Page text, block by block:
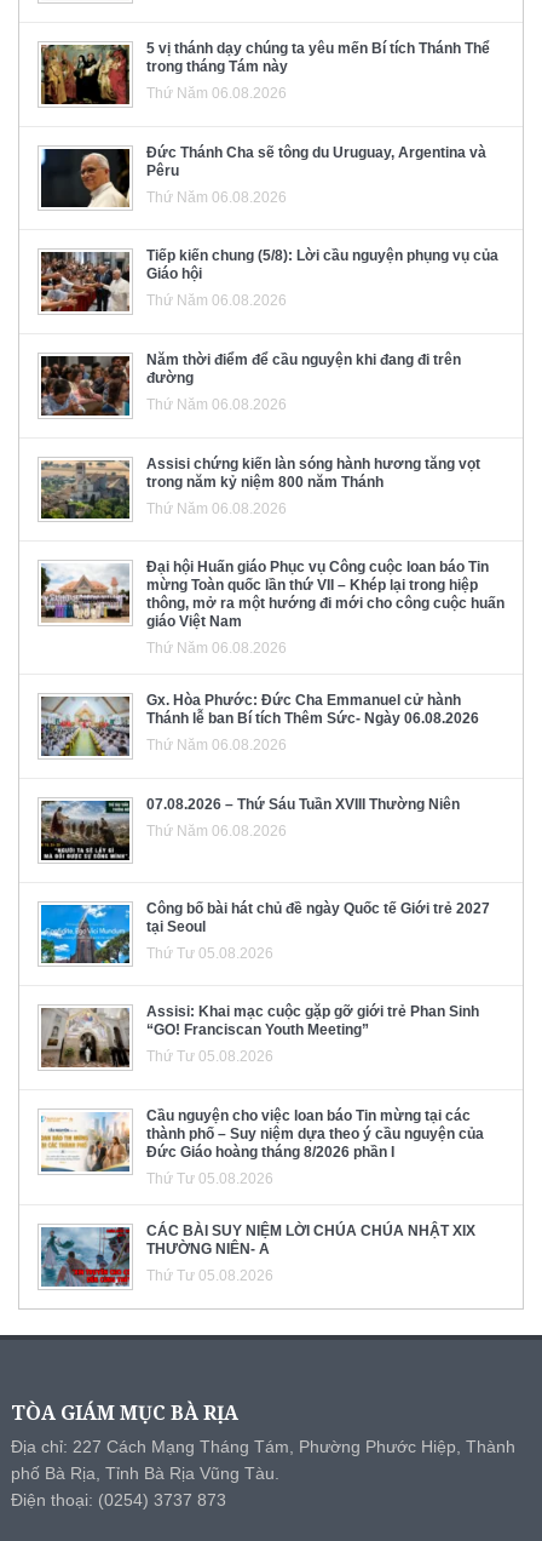
5 vị thánh dạy chúng ta yêu mến Bí tích Thánh Thể
trong tháng Tám này
Thứ Năm 06.08.2026
Đức Thánh Cha sẽ tông du Uruguay, Argentina và
Pêru
Thứ Năm 06.08.2026
Tiếp kiến chung (5/8): Lời cầu nguyện phụng vụ của
Giáo hội
Thứ Năm 06.08.2026
Năm thời điểm để cầu nguyện khi đang đi trên
đường
Thứ Năm 06.08.2026
Assisi chứng kiến làn sóng hành hương tăng vọt
trong năm kỷ niệm 800 năm Thánh
Thứ Năm 06.08.2026
Đại hội Huấn giáo Phục vụ Công cuộc loan báo Tin
mừng Toàn quốc lần thứ VII – Khép lại trong hiệp
thông, mở ra một hướng đi mới cho công cuộc huấn
giáo Việt Nam
Thứ Năm 06.08.2026
Gx. Hòa Phước: Đức Cha Emmanuel cử hành
Thánh lễ ban Bí tích Thêm Sức- Ngày 06.08.2026
Thứ Năm 06.08.2026
07.08.2026 – Thứ Sáu Tuần XVIII Thường Niên
Thứ Năm 06.08.2026
Công bố bài hát chủ đề ngày Quốc tế Giới trẻ 2027
tại Seoul
Thứ Tư 05.08.2026
Assisi: Khai mạc cuộc gặp gỡ giới trẻ Phan Sinh
“GO! Franciscan Youth Meeting”
Thứ Tư 05.08.2026
Cầu nguyện cho việc loan báo Tin mừng tại các
thành phố – Suy niệm dựa theo ý cầu nguyện của
Đức Giáo hoàng tháng 8/2026 phần I
Thứ Tư 05.08.2026
CÁC BÀI SUY NIỆM LỜI CHÚA CHÚA NHẬT XIX
THƯỜNG NIÊN- A
Thứ Tư 05.08.2026
TÒA GIÁM MỤC BÀ RỊA
Địa chỉ: 227 Cách Mạng Tháng Tám, Phường Phước Hiệp, Thành
phố Bà Rịa, Tỉnh Bà Rịa Vũng Tàu.
Điện thoại: (0254) 3737 873